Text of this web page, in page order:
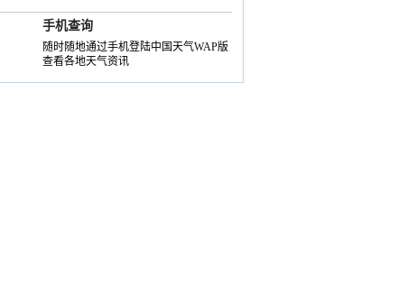
手机查询
随时随地通过手机登陆中国天气WAP版
查看各地天气资讯